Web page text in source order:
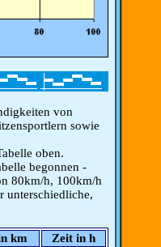
von
sowie
oben.
begonnen -
80km/h, 100km/h
unterschiedliche,
km
Zeit in h